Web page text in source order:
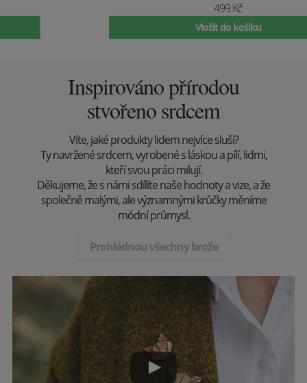
Inspirováno přírodou
stvořeno srdcem
Víte, jaké produkty lidem nejvíce sluší?
Ty navržené srdcem, vyrobené s láskou a pílí, lidmi,
kteří svou práci milují.
Děkujeme, že s námi sdílíte naše hodnoty a vize, a že
společně malými, ale významnými krůčky měníme
módní průmysl.
Prohlédnou všechny brože